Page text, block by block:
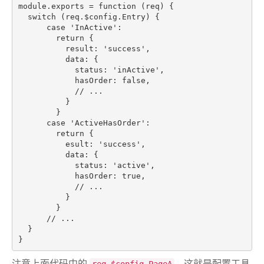
module .exports = function (req)
{
switch (req.$config.Entry) {
case
'InActive' :
return {
          result:
'success' ,
            status:
'inActive' ,
            hasOrder:
false ,
// ...
case
'ActiveHasOrder' :
return {
          esult:
'success' ,
            status:
'active' ,
            hasOrder:
true ,
// ...
// ...